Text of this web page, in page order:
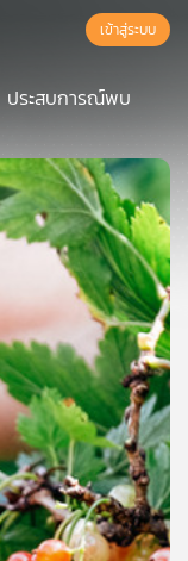
เข้าสู่ระบบ
ประสบการณ์พบ